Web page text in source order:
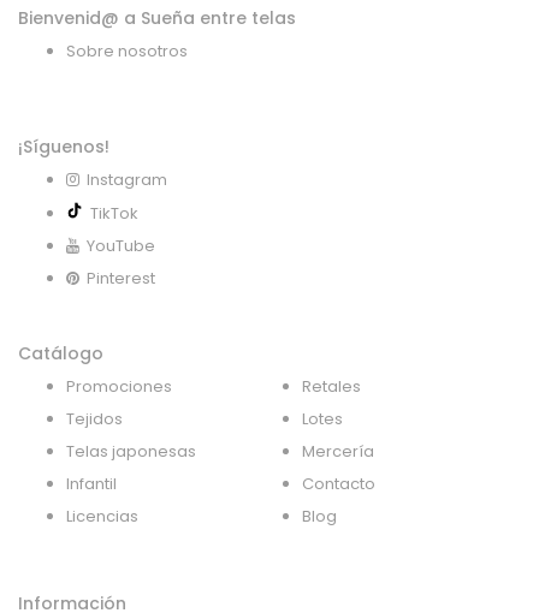
Bienvenid@ a Sueña entre telas
Sobre nosotros
¡Síguenos!
Instagram
TikTok
YouTube
Pinterest
Catálogo
Promociones
Tejidos
Telas japonesas
Infantil
Licencias
Retales
Lotes
Mercería
Contacto
Blog
Información